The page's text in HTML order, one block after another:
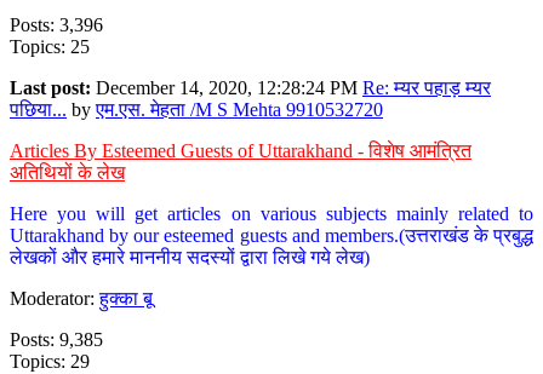
Posts: 3,396
Topics: 25
Last post: December 14, 2020, 12:28:24 PM Re: म्यर पहाड़ म्यर
पछिया... byएम.एस. मेहता /M S Mehta 9910532720
Articles By Esteemed Guests of Uttarakhand - विशेष आमंत्रित
अतिथियों के लेख
Here you will get articles on various subjects mainly related to
Uttarakhand by our esteemed guests and members.(उत्तराखंड के प्रबुद्ध
लेखकों और हमारे माननीय सदस्यों द्वारा लिखे गये लेख)
Moderator:हुक्का बू
Posts: 9,385
Topics: 29